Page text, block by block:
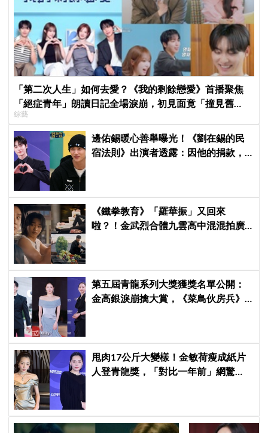
「第二次人生」如何去愛？《我的剩餘戀愛》首播聚焦
「絕症青年」朗讀日記全場淚崩，初見面竟「撞見舊
識」！
綜藝
邊佑錫暖心善舉曝光！《劉在錫的民
宿法則》出演者透露：因他的捐款，
《鐵拳教育》「羅華振」又回來
啦？！金武烈合體九雲高中混混拍廣
第五屆青龍系列大獎獲獎名單公開：
金高銀淚崩擒大賞，《菜鳥伙房兵》
甩肉17公斤大變樣！金敏荷瘦成紙片
人登青龍獎，「對比一年前」網驚